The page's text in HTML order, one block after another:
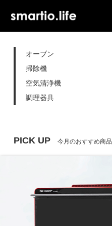
オーブン
掃除機
空気清浄機
調理器具
PICK UP 今月のおすすめ商品